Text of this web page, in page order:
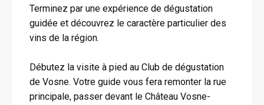
Terminez par une expérience de dégustation
guidée et découvrez le caractère particulier des
vins de la région.
Débutez la visite à pied au Club de dégustation
de Vosne. Votre guide vous fera remonter la rue
principale, passer devant le Château Vosne-